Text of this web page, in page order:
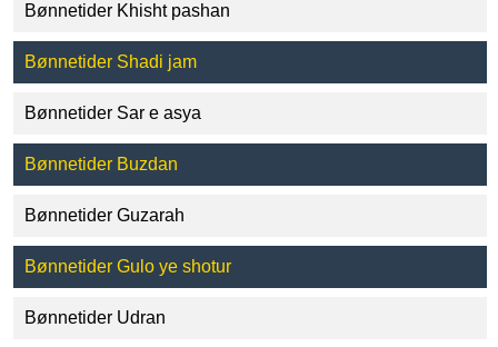
Bønnetider Khisht pashan
Bønnetider Shadi jam
Bønnetider Sar e asya
Bønnetider Buzdan
Bønnetider Guzarah
Bønnetider Gulo ye shotur
Bønnetider Udran